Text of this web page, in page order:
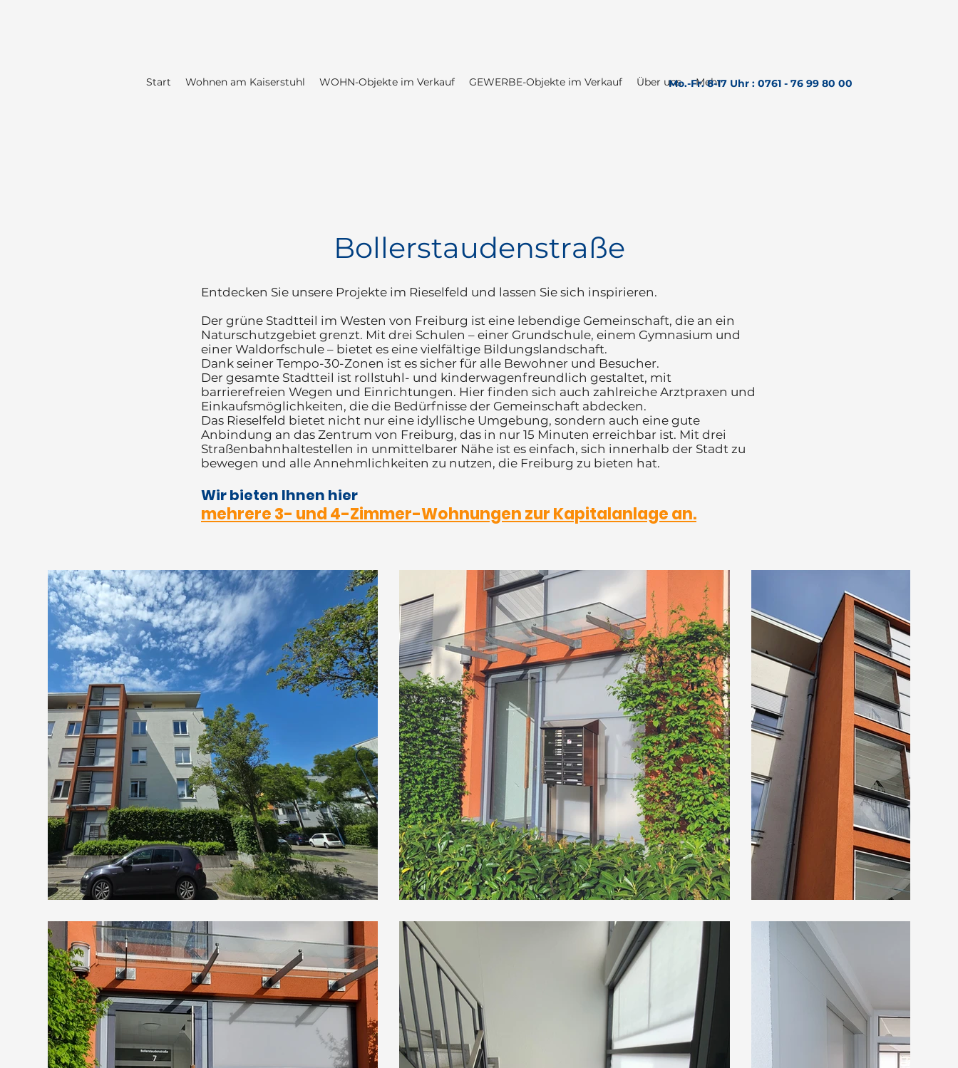
Start Wohnen am Kaiserstuhl WOHN-Objekte im Verkauf GEWERBE-Objekte im Verkauf Über uns Mehr
Mo.-Fr. 8-17 Uhr : 0761 - 76 99 80 00
Bollerstaudenstraße
Entdecken Sie unsere Projekte im Rieselfeld und lassen Sie sich inspirieren.
Der grüne Stadtteil im Westen von Freiburg ist eine lebendige Gemeinschaft, die an ein
Naturschutzgebiet grenzt. Mit drei Schulen – einer Grundschule, einem Gymnasium und
einer Waldorfschule – bietet es eine vielfältige Bildungslandschaft.
Dank seiner Tempo-30-Zonen ist es sicher für alle Bewohner und Besucher.
Der gesamte Stadtteil ist rollstuhl- und kinderwagenfreundlich gestaltet, mit
barrierefreien Wegen und Einrichtungen. Hier finden sich auch zahlreiche Arztpraxen und
Einkaufsmöglichkeiten, die die Bedürfnisse der Gemeinschaft abdecken.
Das Rieselfeld bietet nicht nur eine idyllische Umgebung, sondern auch eine gute
Anbindung an das Zentrum von Freiburg, das in nur 15 Minuten erreichbar ist. Mit drei
Straßenbahnhaltestellen in unmittelbarer Nähe ist es einfach, sich innerhalb der Stadt zu
bewegen und alle Annehmlichkeiten zu nutzen, die Freiburg zu bieten hat.
Wir bieten Ihnen hier
mehrere 3- und 4-Zimmer-Wohnungen zur Kapitalanlage an.